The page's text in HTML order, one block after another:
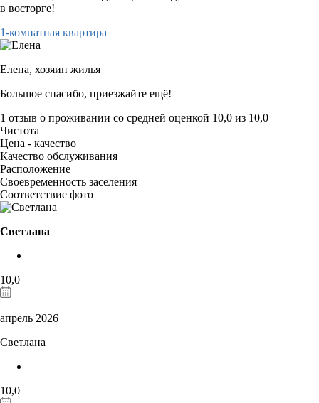
в восторге!
1-комнатная квартира
Елена, хозяин жилья
Большое спасибо, приезжайте ещё!
1 отзыв о проживании со средней оценкой 10,0 из 10,0
Чистота
Цена - качество
Качество обслуживания
Расположение
Своевременность заселения
Соответствие фото
Светлана
10,0
апрель 2026
Светлана
10,0